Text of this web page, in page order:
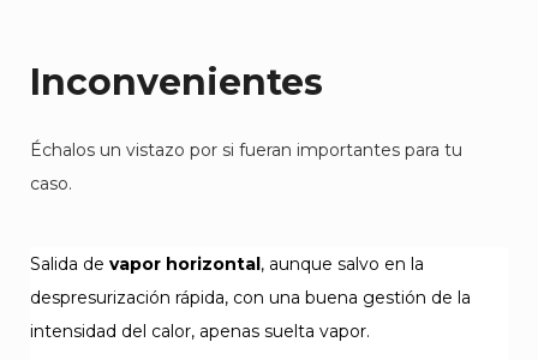
Inconvenientes
Échalos un vistazo por si fueran importantes para tu
caso.
Salida de vapor horizontal, aunque salvo en la
despresurización rápida, con una buena gestión de la
intensidad del calor, apenas suelta vapor.